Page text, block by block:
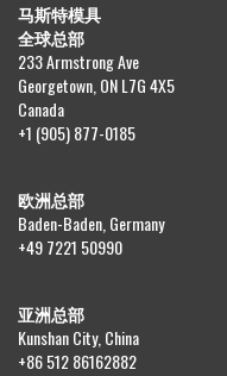
马斯特模具
全球总部
233 Armstrong Ave
Georgetown, ON L7G 4X5
Canada
+1 (905) 877-0185
欧洲总部
Baden-Baden, Germany
+49 7221 50990
亚洲总部
Kunshan City, China
+86 512 86162882